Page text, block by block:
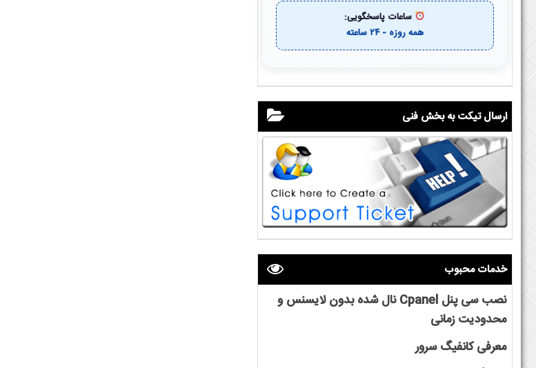
ساعات پاسخگویی:
همه روزه - ۲۴ ساعته
ارسال تیکت به بخش فنی
خدمات محبوب
نصب سی پنل Cpanel نال شده بدون لایسنس و
محدودیت زمانی
معرفی کانفیگ سرور